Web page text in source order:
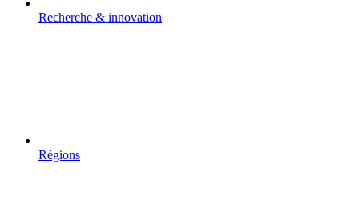
Recherche & innovation
Régions